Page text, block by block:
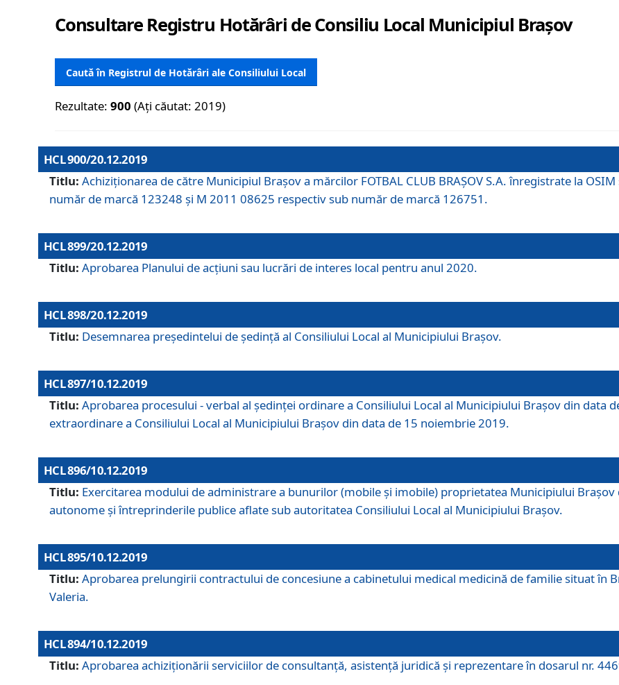
Consultare Registru Hotărâri de Consiliu Local Municipiul Brașov
Caută în Registrul de Hotărâri ale Consiliului Local
Rezultate:900 (Ați căutat: 2019)
HCL 900/20.12.2019
Titlu: Achiziționarea de către Municipiul Brașov a mărcilor FOTBAL CLUB BRAȘOV S.A. înregistrate la
număr de marcă 123248 și M 2011 08625 respectiv sub număr de marcă 126751.
HCL 899/20.12.2019
Titlu: Aprobarea Planului de acţiuni sau lucrări de interes local pentru anul 2020.
HCL 898/20.12.2019
Titlu: Desemnarea preşedintelui de şedinţă al Consiliului Local al Municipiului Braşov.
HCL 897/10.12.2019
Titlu: Aprobarea procesului - verbal al şedinţei ordinare a Consiliului Local al Municipiului Brașov din data
extraordinare a Consiliului Local al Municipiului Brașov din data de 15 noiembrie 2019.
HCL 896/10.12.2019
Titlu: Exercitarea modului de administrare a bunurilor (mobile și imobile) proprietatea Municipiului
autonome și întreprinderile publice aflate sub autoritatea Consiliului Local al Municipiului Brașov.
HCL 895/10.12.2019
Titlu: Aprobarea prelungirii contractului de concesiune a cabinetului medical medicină de familie situat în
Valeria.
HCL 894/10.12.2019
Titlu: Aprobarea achiziţionării serviciilor de consultanţă, asistenţă juridică şi reprezentare în dosarul nr.